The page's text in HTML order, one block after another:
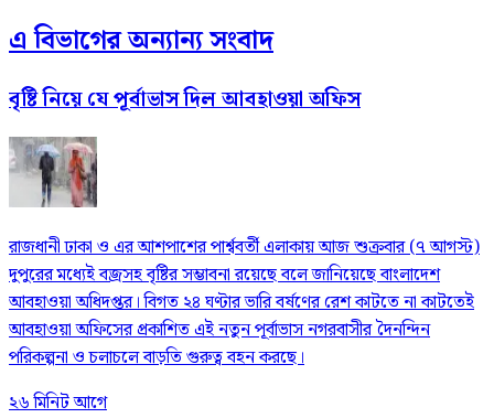
এ বিভাগের অন্যান্য সংবাদ
বৃষ্টি নিয়ে যে পূর্বাভাস দিল আবহাওয়া অফিস
রাজধানী ঢাকা ও এর আশপাশের পার্শ্ববর্তী এলাকায় আজ শুক্রবার (৭ আগস্ট)
দুপুরের মধ্যেই বজ্রসহ বৃষ্টির সম্ভাবনা রয়েছে বলে জানিয়েছে বাংলাদেশ
আবহাওয়া অধিদপ্তর। বিগত ২৪ ঘণ্টার ভারি বর্ষণের রেশ কাটতে না কাটতেই
আবহাওয়া অফিসের প্রকাশিত এই নতুন পূর্বাভাস নগরবাসীর দৈনন্দিন
পরিকল্পনা ও চলাচলে বাড়তি গুরুত্ব বহন করছে।
২৬ মিনিট আগে